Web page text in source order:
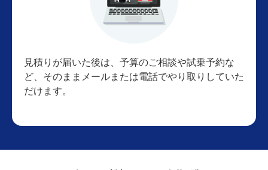
見積りが届いた後は、予算のご相談や試乗予約な
ど、そのままメールまたは電話でやり取りしていた
だけます。